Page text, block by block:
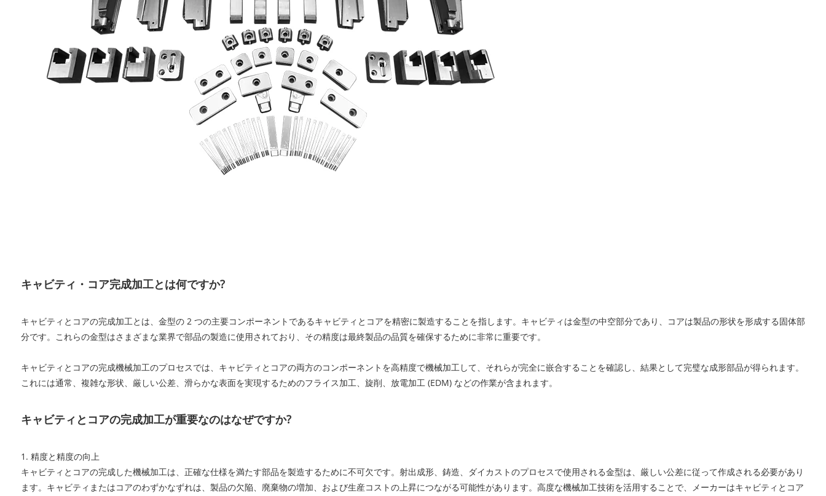
キャビティ・コア完成加工とは何ですか?
キャビティとコアの完成加工とは、金型の 2 つの主要コンポーネントであるキャビティとコアを精密に製造することを指します。キャビティは金型の中空部分であり、コアは製品の形状を形成する固体部
分です。これらの金型はさまざまな業界で部品の製造に使用されており、その精度は最終製品の品質を確保するために非常に重要です。
キャビティとコアの完成機械加工のプロセスでは、キャビティとコアの両方のコンポーネントを高精度で機械加工して、それらが完全に嵌合することを確認し、結果として完璧な成形部品が得られます。
これには通常、複雑な形状、厳しい公差、滑らかな表面を実現するためのフライス加工、旋削、放電加工 (EDM) などの作業が含まれます。
キャビティとコアの完成加工が重要なのはなぜですか?
1. 精度と精度の向上
キャビティとコアの完成した機械加工は、正確な仕様を満たす部品を製造するために不可欠です。射出成形、鋳造、ダイカストのプロセスで使用される金型は、厳しい公差に従って作成される必要があり
ます。キャビティまたはコアのわずかなずれは、製品の欠陥、廃棄物の増加、および生産コストの上昇につながる可能性があります。高度な機械加工技術を活用することで、メーカーはキャビティとコア